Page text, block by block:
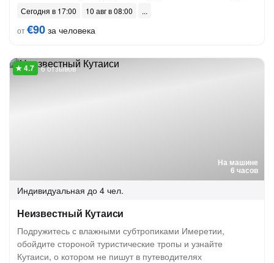
Сегодня в 17:00
10 авг в 08:00
от€90 за человека
На машине
6 часов
6 отзывов
Индивидуальная до 4 чел.
Неизвестный Кутаиси
Подружитесь с влажными субтропиками Имеретии,
обойдите стороной туристические тропы и узнайте
Кутаиси, о котором не пишут в путеводителях